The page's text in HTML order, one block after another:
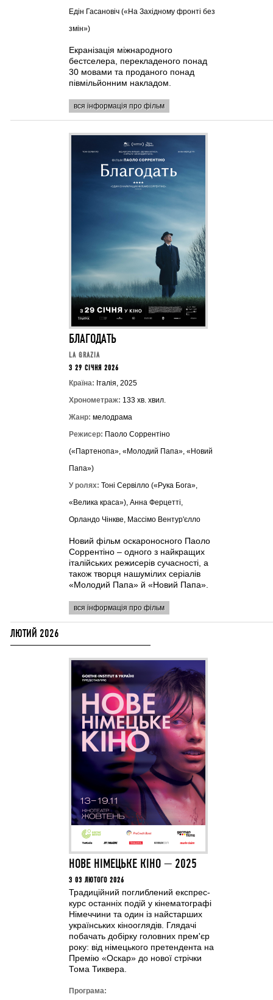
Едін Гасановіч («На Західному фронті без
змін»)
Екранізація міжнародного
бестселера, перекладеного понад
30 мовами та проданого понад
півмільйонним накладом.
вся інформація про фільм
БЛАГОДАТЬ
LA GRAZIA
З 29 СІЧНЯ 2026
Країна: Італія, 2025
Хронометраж: 133 хв. хвил.
Жанр: мелодрама
Режисер: Паоло Соррентіно
(«Партенопа», «Молодий Папа», «Новий
Папа»)
У ролях: Тоні Сервілло («Рука Бога»,
«Велика краса»), Анна Ферцетті,
Орландо Чінкве, Массімо Вентур'єлло
Новий фільм оскароносного Паоло
Соррентіно – одного з найкращих
італійських режисерів сучасності, а
також творця нашумілих серіалів
«Молодий Папа» й «Новий Папа».
вся інформація про фільм
ЛЮТИЙ 2026
НОВЕ НІМЕЦЬКЕ КІНО — 2025
З 03 ЛЮТОГО 2026
Традиційний поглиблений експрес-
курс останніх подій у кінематографі
Німеччини та один із найстарших
українських кінооглядів. Глядачі
побачать добірку головних прем'єр
року: від німецького претендента на
Премію «Оскар» до нової стрічки
Тома Тиквера.
Програма: